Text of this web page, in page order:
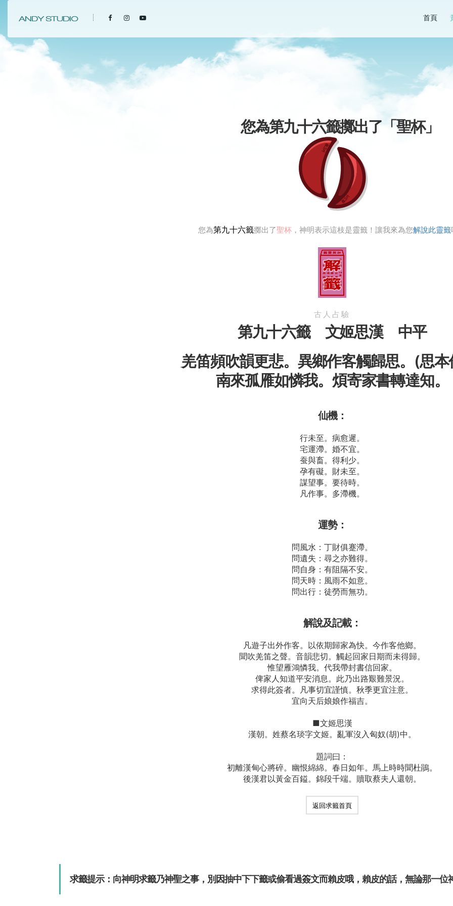
首頁
您為第九十六籤擲出了「聖杯」
您為第九十六籤擲出了聖杯 ，神明表示這枝是靈籤！讓我來為您解說此靈籤
古人占驗
第九十六籤 文姬思漢 中平
羌笛頻吹韻更悲。異鄉作客觸歸思。(思本
南來孤雁如憐我。煩寄家書轉達知。
仙機：
行未至。病愈遲。
宅運滯。婚不宜。
蚕與畜。得利少。
孕有礙。財未至。
謀望事。要待時。
凡作事。多滯機。
運勢：
問風水：丁財俱蹇滯。
問遺失：尋之亦難得。
問自身：有阻隔不安。
問天時：風雨不如意。
問出行：徒勞而無功。
解說及記載：
凡遊子出外作客。以依期歸家為快。今作客他鄉。
聞吹羌笛之聲。音韻悲切。觸起回家日期而未得歸。
惟望雁鴻憐我。代我帶封書信回家。
俾家人知道平安消息。此乃出路艱難景況。
求得此簽者。凡事切宜謹慎。秋季更宜注意。
宜向天后娘娘作福吉。
■文姬思漢
漢朝。姓蔡名琰字文姬。亂軍沒入匈奴(胡)中。
題詞曰：
初離漢甸心將碎。幽恨綿綿。春日如年。馬上時時聞杜鵑。
後漢君以黃金百鎰。錦段千端。贖取蔡夫人還朝。
返回求籤首頁
求籤提示：向神明求籤乃神聖之事，別因抽中下下籤或偷看過簽文而賴皮哦，賴皮的話，無論那一位